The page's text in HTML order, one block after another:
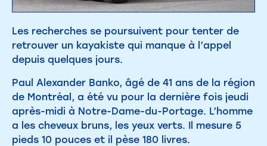
Les recherches se poursuivent pour tenter de
retrouver un kayakiste qui manque à l’appel
depuis quelques jours.
Paul Alexander Banko, âgé de 41 ans de la région
de Montréal, a été vu pour la dernière fois jeudi
après-midi à Notre-Dame-du-Portage. L’homme
a les cheveux bruns, les yeux verts. Il mesure 5
pieds 10 pouces et il pèse 180 livres.